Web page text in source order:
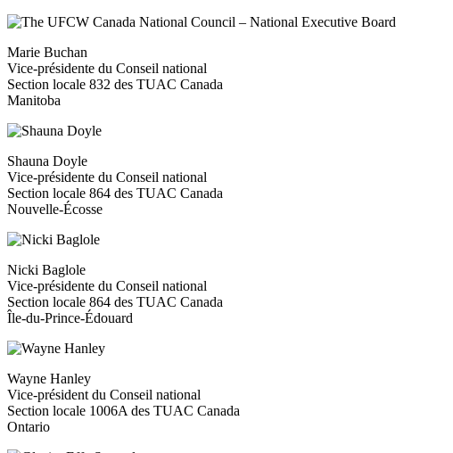
Marie Buchan
Vice-présidente du Conseil national
Section locale 832 des TUAC Canada
Manitoba
Shauna Doyle
Vice-présidente du Conseil national
Section locale 864 des TUAC Canada
Nouvelle-Écosse
Nicki Baglole
Vice-présidente du Conseil national
Section locale 864 des TUAC Canada
Île-du-Prince-Édouard
Wayne Hanley
Vice-président du Conseil national
Section locale 1006A des TUAC Canada
Ontario